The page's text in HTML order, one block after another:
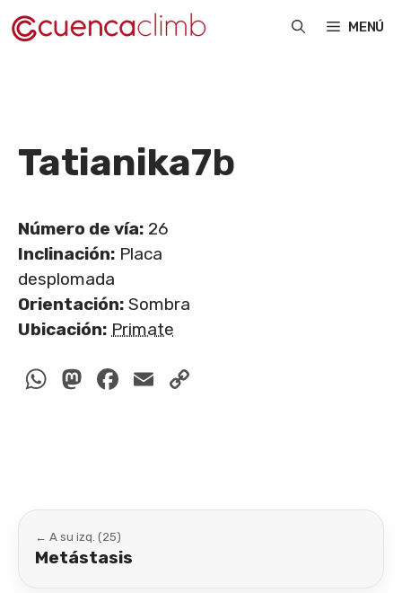
Saltar
al
MENÚ
Tatianika7b
Número de vía: 26
Inclinación: Placa
desplomada
Orientación: Sombra
Ubicación: Primate
WhatsApp
Mastodon
Facebook
Email
← A su izq. (25)
Metástasis